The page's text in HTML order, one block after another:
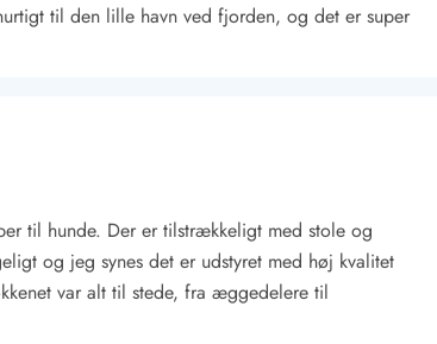
til den lille havn ved fjorden, og det er super
til hunde. Der er tilstrækkeligt med stole og
og jeg synes det er udstyret med høj kvalitet
var alt til stede, fra æggedelere til